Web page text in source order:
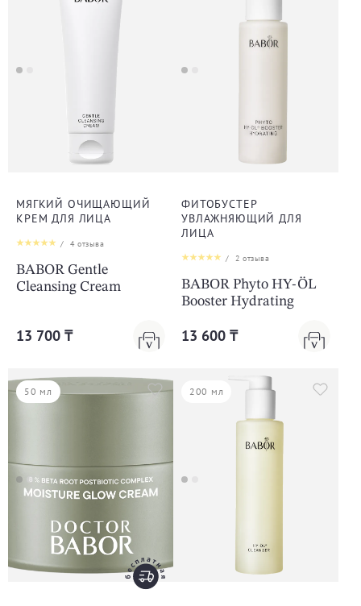
МЯГКИЙ ОЧИЩАЮЩИЙ
КРЕМ ДЛЯ ЛИЦА
/ 4отзыва
BABOR Gentle
Cleansing Cream
13 700 ₸
ФИТОБУСТЕР
УВЛАЖНЯЮЩИЙ ДЛЯ
ЛИЦА
/ 2 отзыва
BABOR Phyto HY-ÖL
Booster Hydrating
13 600 ₸
50 мл 200 мл